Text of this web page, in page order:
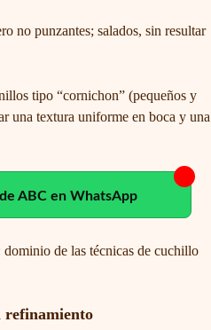
no punzantes; salados, sin resultar
tipo “cornichon” (pequeños y
una textura uniforme en boca y una
ABC en WhatsApp
de las técnicas de cuchillo
refinamiento